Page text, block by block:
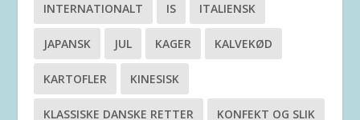
INTERNATIONALT IS ITALIENSK
JAPANSK JUL KAGER KALVEKØD
KARTOFLER KINESISK
KLASSISKE DANSKE RETTER KONFEKT OG SLIK